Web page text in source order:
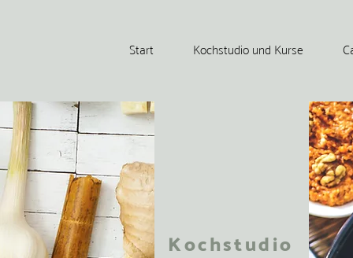
Start Kochstudio und Kurse
Kochstudio